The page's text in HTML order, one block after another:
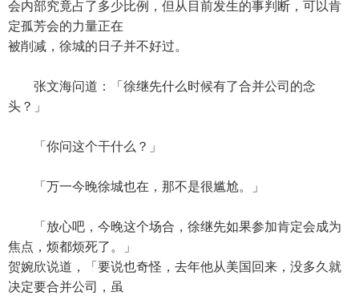
会内部究竟占了多少比例，但从目前发生的事判断，可以肯
定孤芳会的力量正在
被削减，徐城的日子并不好过。
张文海问道：「徐继先什么时候有了合并公司的念
头？」
「你问这个干什么？」
「万一今晚徐城也在，那不是很尴尬。」
「放心吧，今晚这个场合，徐继先如果参加肯定会成为
焦点，烦都烦死了。」
贺婉欣说道，「要说也奇怪，去年他从美国回来，没多久就
决定要合并公司，虽